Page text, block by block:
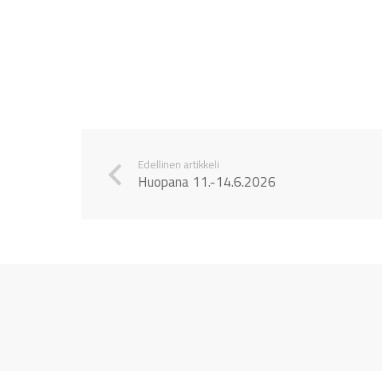
Edellinen artikkeli
Huopana 11.-14.6.2026